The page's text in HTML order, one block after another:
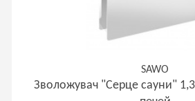
SAWO
Зволожувач "Серце сауни"